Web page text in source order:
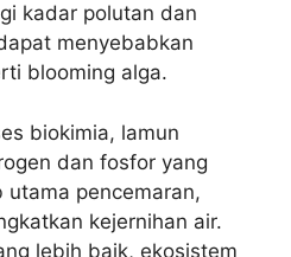
kadar polutan dan
menyebabkan
blooming alga.
biokimia, lamun
dan fosfor yang
utama pencemaran,
kejernihan air.
lebih baik, ekosistem